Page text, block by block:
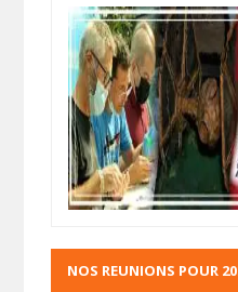
NOS REUNIONS POUR